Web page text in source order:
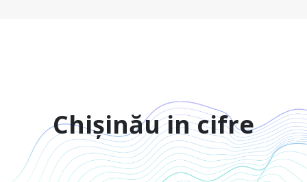
Chișinău in cifre